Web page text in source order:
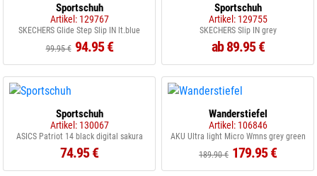
Sportschuh
Artikel: 129767
SKECHERS Glide Step Slip IN lt.blue
99.95 € 94.95 €
Sportschuh
Artikel: 129755
SKECHERS Slip IN grey
ab 89.95 €
Sportschuh
Artikel: 130067
ASICS Patriot 14 black digital sakura
74.95 €
Wanderstiefel
Artikel: 106846
AKU Ultra light Micro Wmns grey green
189.90 € 179.95 €